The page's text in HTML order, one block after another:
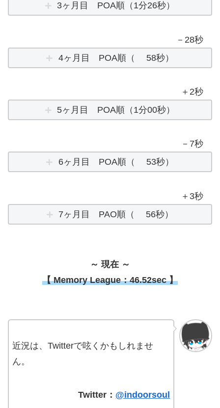
3ヶ月目 POA順（1分26秒）
－28秒
4ヶ月目 POA順（ 58秒）
＋2秒
5ヶ月目 POA順（1分00秒）
－7秒
6ヶ月目 POA順（ 53秒）
＋3秒
7ヶ月目 PAO順（ 56秒）
～ 現在 ～
【 Memory League：46.52sec 】
近況は、Twitterで呟くかもしれませ
ん。
Twitter： @indoorsoul